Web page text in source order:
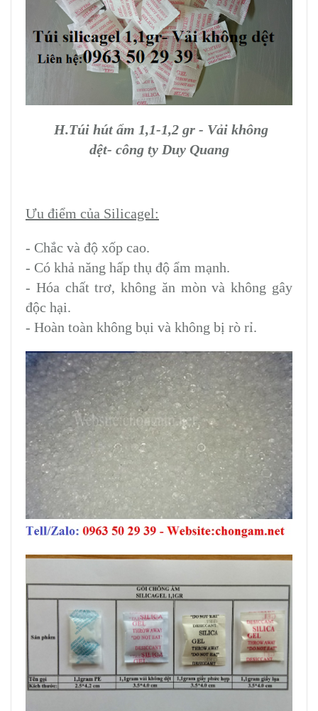
H.Túi hút ẩm 1,1-1,2 gr - Vải không
dệt- công ty Duy Quang
Ưu điểm của Silicagel:
- Chắc và độ xốp cao.
- Có khả năng hấp thụ độ ẩm mạnh.
- Hóa chất trơ, không ăn mòn và không gây
độc hại.
- Hoàn toàn không bụi và không bị rò rỉ.